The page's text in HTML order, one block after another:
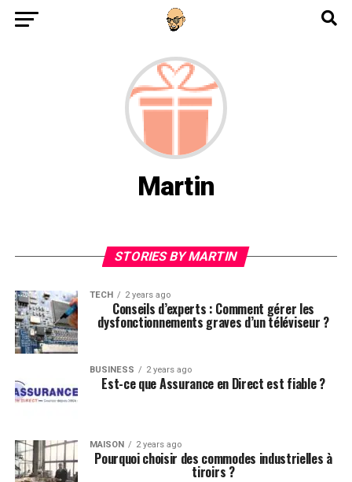
Martin
STORIES BY MARTIN
TECH 2 years ago
Conseils d’experts : Comment gérer les
dysfonctionnements graves d’un téléviseur ?
BUSINESS 2 years ago
Est-ce que Assurance en Direct est fiable ?
MAISON 2 years ago
Pourquoi choisir des commodes industrielles à
tiroirs ?